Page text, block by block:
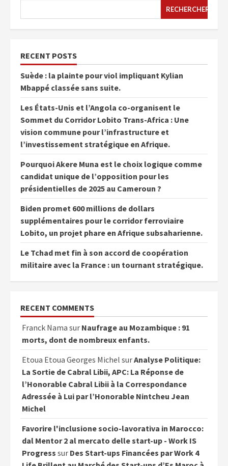
RECHERCHER
RECENT POSTS
Suède : la plainte pour viol impliquant Kylian
Mbappé classée sans suite.
Les États-Unis et l’Angola co-organisent le
Sommet du Corridor Lobito Trans-Africa : Une
vision commune pour l’infrastructure et
l’investissement stratégique en Afrique.
Pourquoi Akere Muna est le choix logique comme
candidat unique de l’opposition pour les
présidentielles de 2025 au Cameroun ?
Biden promet 600 millions de dollars
supplémentaires pour le corridor ferroviaire
Lobito, un projet phare en Afrique subsaharienne.
Le Tchad met fin à son accord de coopération
militaire avec la France : un tournant stratégique.
RECENT COMMENTS
Franck Nama sur Naufrage au Mozambique : 91
morts, dont de nombreux enfants.
Etoua Etoua Georges Michel surAnalyse Politique:
La Sortie de Cabral Libii, APC: La Réponse de
l’Honorable Cabral Libii à la Correspondance
Adressée à Lui par l’Honorable Nintcheu Jean
Michel
Favorire l'inclusione socio-lavorativa in Marocco:
dal Mentor 2 al mercato delle start-up - Work IS
Progress sur Des Start-ups Financées par Work 4